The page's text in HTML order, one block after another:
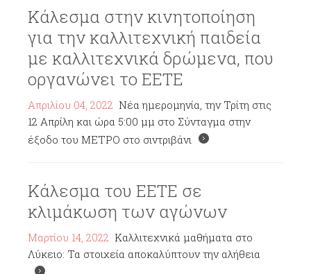
Κάλεσμα στην κινητοποίηση
για την καλλιτεχνική παιδεία
με καλλιτεχνικά δρώμενα, που
οργανώνει το ΕΕΤΕ
Απριλίου 04, 2022 Νέα ημερομηνία, την Τρίτη στις
12 Απρίλη και ώρα 5:00 μμ στο Σύνταγμα στην
έξοδο του ΜΕΤΡΟ στο σιντριβάνι
Κάλεσμα του ΕΕΤΕ σε
κλιμάκωση των αγώνων
Μαρτίου 14, 2022 Καλλιτεχνικά μαθήματα στο
Λύκειο: Τα στοιχεία αποκαλύπτουν την αλήθεια